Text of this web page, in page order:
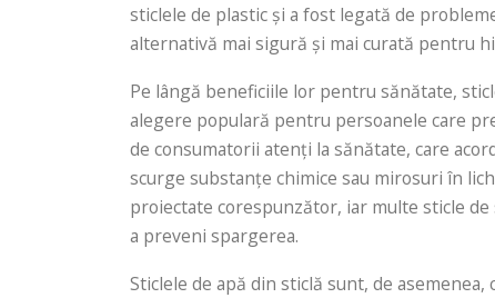
sticlele de plastic și a fost legată de
alternativă mai sigură și mai curată pentru
Pe lângă beneficiile lor pentru sănătate,
alegere populară pentru persoanele care
de consumatorii atenți la sănătate, care
scurge substanțe chimice sau mirosuri în
proiectate corespunzător, iar multe sticle
a preveni spargerea.
Sticlele de apă din sticlă sunt, de